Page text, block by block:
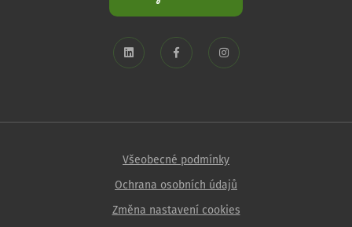
Všeobecné podmínky
Ochrana osobních údajů
Změna nastavení cookies